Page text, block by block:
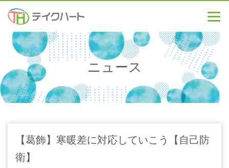
ニュース
【葛飾】寒暖差に対応していこう【自己防
衛】